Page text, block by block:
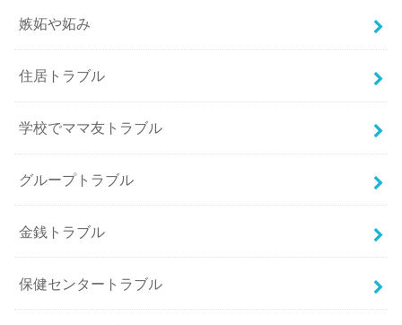
嫉妬や妬み
住居トラブル
学校でママ友トラブル
グループトラブル
金銭トラブル
保健センタートラブル